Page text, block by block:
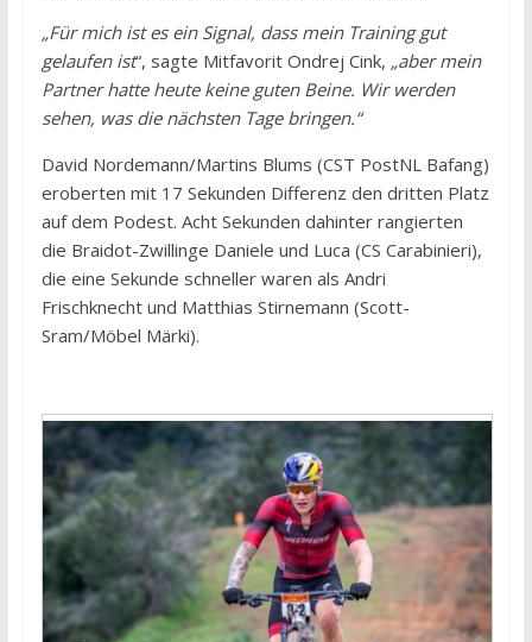
„Für mich ist es ein Signal, dass mein Training gut
gelaufen ist“, sagte Mitfavorit Ondrej Cink, „aber mein
Partner hatte heute keine guten Beine. Wir werden
sehen, was die nächsten Tage bringen.“
David Nordemann/Martins Blums (CST PostNL Bafang)
eroberten mit 17 Sekunden Differenz den dritten Platz
auf dem Podest. Acht Sekunden dahinter rangierten
die Braidot-Zwillinge Daniele und Luca (CS Carabinieri),
die eine Sekunde schneller waren als Andri
Frischknecht und Matthias Stirnemann (Scott-
Sram/Möbel Märki).